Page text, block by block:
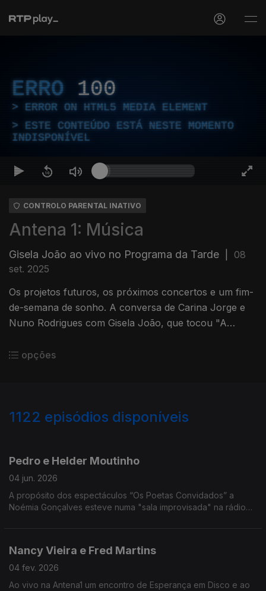
ERRO 100
ERROR ON HTML5 MEDIA ELEMENT
ESTE CONTEÚDO ESTÁ NESTE MOMENTO
INDISPONÍVEL
CONTROLO PARENTAL INATIVO
Antena 1: Música
Gisela João ao vivo no Programa da Tarde
08
set. 2025
Os projetos futuros, os próximos concertos e um fim-
de-semana de sonho. A conversa de Carina Jorge e
Nuno Rodrigues com Gisela João, que tocou "A
opções
1122 episódios disponíveis
Pedro e Helder Moutinho
04 jun. 2026
A propósito dos espectáculos “Os Poetas Convidados” a
Noémia Gonçalves esteve numa "sala improvisada" na rádio
Nancy Vieira e Fred Martins
04 fev. 2026
Ao vivo na Antena1 um encontro de Esperança em Disco e ao